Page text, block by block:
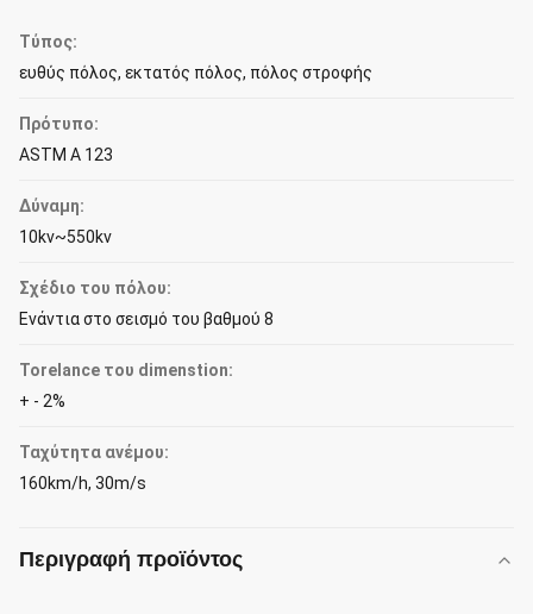
Τύπος:
ευθύς πόλος, εκτατός πόλος, πόλος στροφής
Πρότυπο:
ASTM Α 123
Δύναμη:
10kv~550kv
Σχέδιο του πόλου:
Ενάντια στο σεισμό του βαθμού 8
Torelance του dimenstion:
+ - 2%
Ταχύτητα ανέμου:
160km/h, 30m/s
Περιγραφή προϊόντος